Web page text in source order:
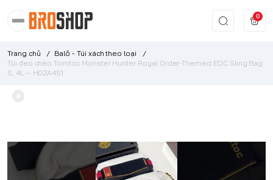
0
Trang chủ / Balô - Túi xách theo loại
/
Túi đeo chéo Tomtoc Monster Hunter Royal Order-Themed EDC Sling Bag
S, 4L – H02A4S1